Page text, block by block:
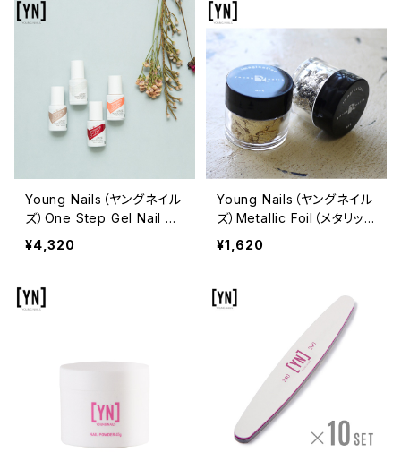
Young Nails（ヤングネイル
ズ）One Step Gel Nail Po
lish（ワンステップジェルネイ
ルポリッシュ）Go Time（ゴ
¥4,320
Young Nails（ヤングネイル
ズ）Metallic Foil（メタリッ
クフォイル）7g
¥1,620